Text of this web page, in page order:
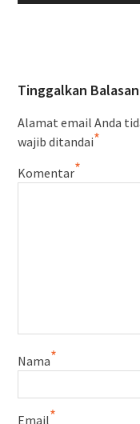
Tinggalkan Balasan
Alamat email Anda
wajib ditandai*
Komentar*
Nama*
Email*